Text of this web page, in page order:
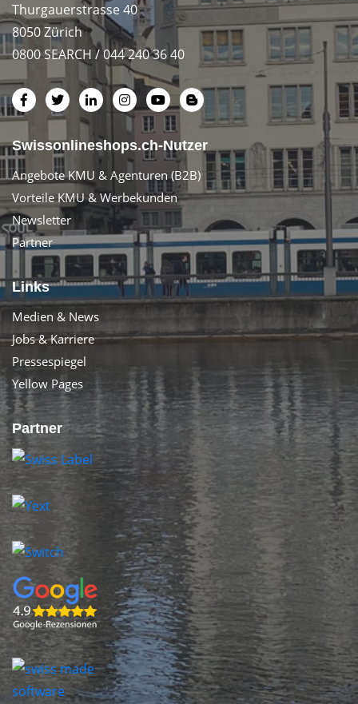
Thurgauerstrasse 40
8050 Zürich
0800 SEARCH / 044 240 36 40
Swissonlineshops.ch-Nutzer
Angebote KMU & Agenturen (B2B)
Vorteile KMU & Werbekunden
Newsletter
Partner
Links
Medien & News
Jobs & Karriere
Pressespiegel
Yellow Pages
Partner